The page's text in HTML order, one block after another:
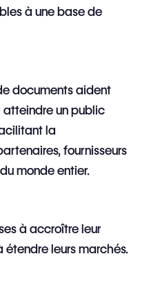
à une base de
documents aident
atteindre un public
la
fournisseurs
monde entier.
à accroître leur
leurs marchés.